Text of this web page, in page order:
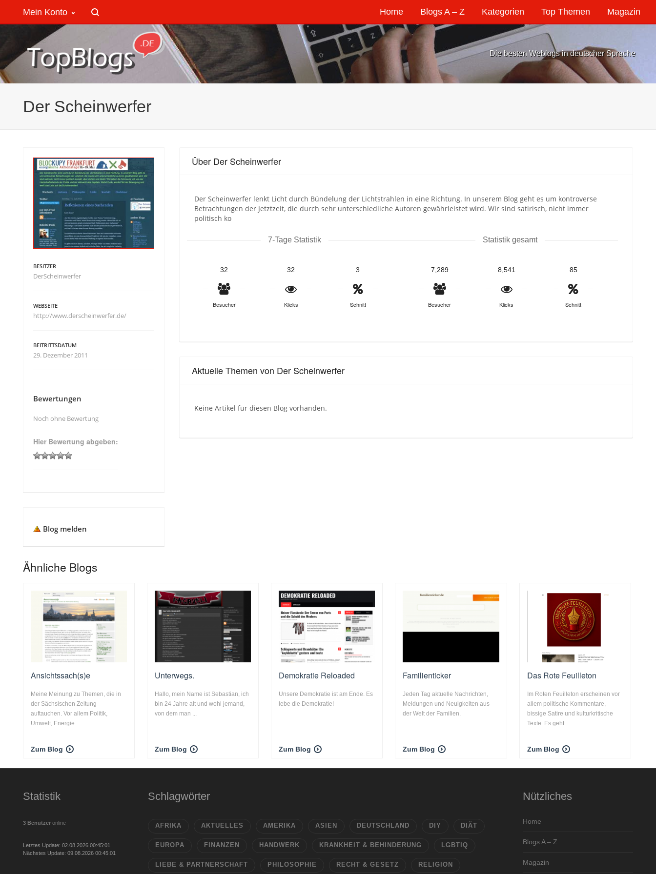
Home Blogs A – Z Kategorien Top Themen Magazin
Mein Konto
Die besten Weblogs in deutscher Sprache
Der Scheinwerfer
Über Der Scheinwerfer
Der Scheinwerfer lenkt Licht durch Bündelung der Lichtstrahlen in eine Richtung. In unserem Blog geht es um kontroverse
Betrachtungen der Jetztzeit, die durch sehr unterschiedliche Autoren gewährleistet wird. Wir sind satirisch, nicht immer
politisch ko
7-Tage Statistik
32
Besucher
32
Klicks
3
Schnitt
Statistik gesamt
7,289
Besucher
8,541
Klicks
85
Schnitt
Aktuelle Themen von Der Scheinwerfer
Keine Artikel für diesen Blog vorhanden.
BESITZER
DerScheinwerfer
WEBSEITE
http://www.derscheinwerfer.de/
BEITRITTSDATUM
29. Dezember 2011
Bewertungen
Noch ohne Bewertung
Hier Bewertung abgeben:
Blog melden
Ähnliche Blogs
Ansichtssach(s)e
Meine Meinung zu Themen, die in
der Sächsischen Zeitung
auftauchen. Vor allem Politik,
Umwelt, Energie...
Zum Blog
Unterwegs.
Hallo, mein Name ist Sebastian, ich
bin 24 Jahre alt und wohl jemand,
von dem man ...
Zum Blog
Demokratie Reloaded
Unsere Demokratie ist am Ende. Es
lebe die Demokratie!
Zum Blog
Familienticker
Jeden Tag aktuelle Nachrichten,
Meldungen und Neuigkeiten aus
der Welt der Familien.
Zum Blog
Das Rote Feuilleton
Im Roten Feuilleton erscheinen vor
allem politische Kommentare,
bissige Satire und kulturkritische
Texte. Es geht ...
Zum Blog
Statistik
3 Benutzer online
Letztes Update: 02.08.2026 00:45:01
Nächstes Update: 09.08.2026 00:45:01
Schlagwörter
AFRIKA AKTUELLES AMERIKA ASIEN DEUTSCHLAND DIY DIÄT
EUROPA FINANZEN HANDWERK KRANKHEIT & BEHINDERUNG LGBTIQ
LIEBE & PARTNERSCHAFT PHILOSOPHIE RECHT & GESETZ RELIGION
Nützliches
Home
Blogs A – Z
Magazin